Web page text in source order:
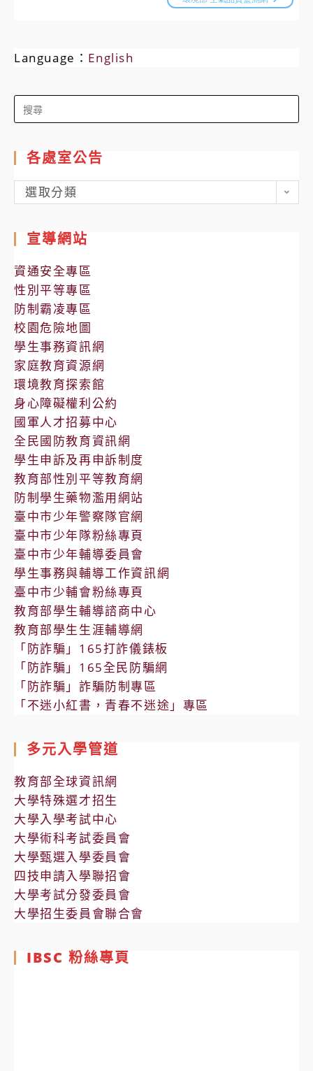
Language： English
Search
for:
各處室公告
各
處
公
告
選取分類
宣導網站
資通安全專區
性別平等專區
防制霸凌專區
校園危險地圖
學生事務資訊網
家庭教育資源網
環境教育探索館
身心障礙權利公約
國軍人才招募中心
全民國防教育資訊網
學生申訴及再申訴制度
教育部性別平等教育網
防制學生藥物濫用網站
臺中市少年警察隊官網
臺中市少年隊粉絲專頁
臺中市少年輔導委員會
學生事務與輔導工作資訊網
臺中市少輔會粉絲專頁
教育部學生輔導諮商中心
教育部學生生涯輔導網
「防詐騙」165打詐儀錶板
「防詐騙」165全民防騙網
「防詐騙」詐騙防制專區
「不迷小紅書，青春不迷途」專區
多元入學管道
教育部全球資訊網
大學特殊選才招生
大學入學考試中心
大學術科考試委員會
大學甄選入學委員會
四技申請入學聯招會
大學考試分發委員會
大學招生委員會聯合會
IBSC 粉絲專頁